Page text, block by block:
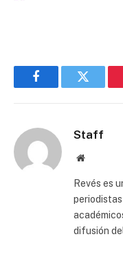
FacebookTwitter
Staff
Website
Revés es
difusión